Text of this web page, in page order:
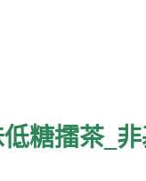
客家擂茶，之後也
安心使用！】
低糖擂茶_